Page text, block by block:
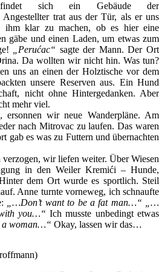
sich ein Gebäude der
trat aus der Tür, als er uns
ihm klar zu machen, ob es hier eine
gäbe und einen Laden, um etwas zum
„Perućac“ sagte der Mann. Der Ort
Da wollten wir nicht hin. Was tun?
uns an einen der Holztische vor dem
unsere Reserven aus. Ein Hund
nicht ohne Hintergedanken. Aber
mehr viel.
ersonnen wir neue Wanderpläne. Am
nach Mitrovac zu laufen. Das waren
gab es was zu Futtern und übernachten
wir liefen weiter. Über Wiesen
in den Weiler Kremići – Hunde,
dem Ort wurde es sportlich. Steil
Anne turnte vorneweg, ich schnaufte
„…Don’t want to be a fat man…“ „…
you…“ Ich musste unbedingt etwas
a woman…“ Okay, lassen wir das…